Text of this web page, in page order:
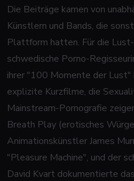
Die Beiträge kamen von
Künstlern und Bands, die
Plattform hatten. Für die
schwedische Porno-
ihrer "100 Momente der Lust"
explizite Kurzfilme, die
Mainstream-Pornografie
Breath Play (erotisches
Animationskünstler James
"Pleasure Machine", und der
David Kvart dokumentierte